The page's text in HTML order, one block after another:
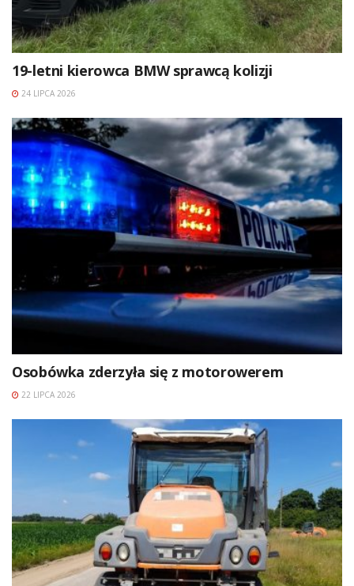
19-letni kierowca BMW sprawcą kolizji
24 LIPCA 2026
Osobówka zderzyła się z motorowerem
22 LIPCA 2026